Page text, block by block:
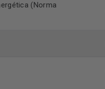
(Norma